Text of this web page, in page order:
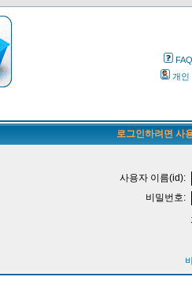
FAQ
개인
로그인하려면 사
사용자 이름(id):
비밀번호: